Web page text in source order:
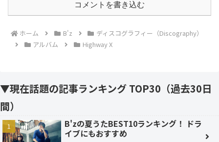
コメントを書き込む
ホーム B'z
ディスコグラフィー（Discography）
アルバム
Highway X
▼現在話題の記事ランキング TOP30（過去30日
間）
B'zの夏うたBEST10ランキング！ ドラ
イブにもおすすめ